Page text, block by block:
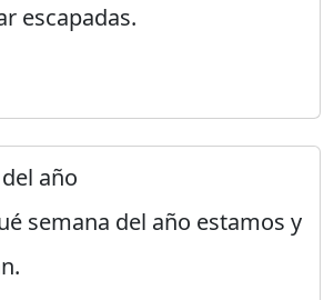
escapadas.
año
semana del año estamos y